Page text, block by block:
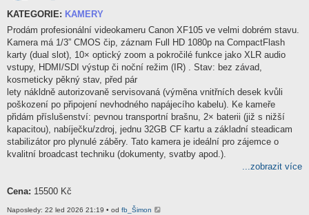
KATEGORIE: KAMERY
Prodám profesionální videokameru Canon XF105 ve velmi dobrém stavu.
Kamera má 1/3” CMOS čip, záznam Full HD 1080p na CompactFlash
karty (dual slot), 10× optický zoom a pokročilé funkce jako XLR audio
vstupy, HDMI/SDI výstup či noční režim (IR) . Stav: bez závad,
kosmeticky pěkný stav, před pár
lety nákldně autorizovaně servisovaná (výměna vnitřních desek kvůli
poškození po připojení nevhodného napájecího kabelu). Ke kameře
přidám příslušenství: pevnou transportní brašnu, 2× baterii (již s nižší
kapacitou), nabíječku/zdroj, jednu 32GB CF kartu a základní steadicam
stabilizátor pro plynulé záběry. Tato kamera je ideální pro zájemce o
kvalitní broadcast techniku (dokumenty, svatby apod.).
...zobrazit více
Cena: 15500 Kč
Naposledy: 22 led 2026 21:19 • od fb_Šimon